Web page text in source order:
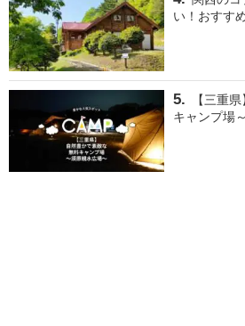
い！おすす
【三重
キャンプ場